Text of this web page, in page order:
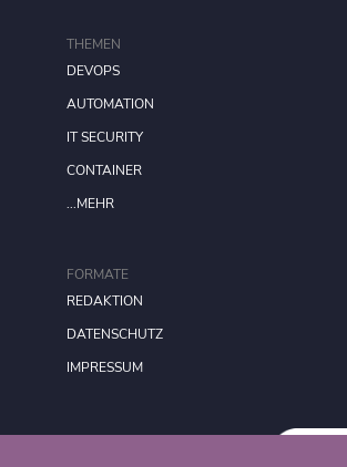
FORMATE
REDAKTION
DATENSCHUTZ
IMPRESSUM
THEMEN
DEVOPS
AUTOMATION
IT SECURITY
CONTAINER
...MEHR